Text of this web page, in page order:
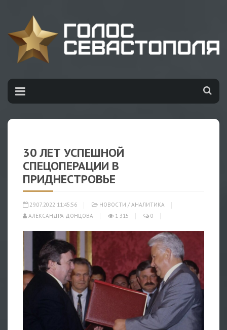
30 ЛЕТ УСПЕШНОЙ
СПЕЦОПЕРАЦИИ В
ПРИДНЕСТРОВЬЕ
29.07.2022 11:45:56 НОВОСТИ / АНАЛИТИКА
АЛЕКСАНДРА ДОНЦОВА
1 315 0